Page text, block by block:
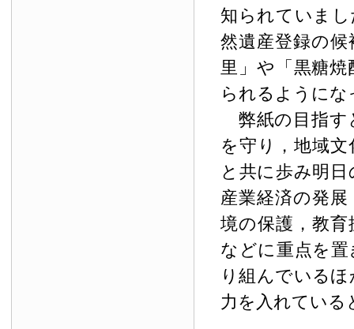
知られていま
然遺産登録の
里」や「黒糖
られるように
弊紙の目指す
を守り，地域
と共に歩み明
産業経済の発
境の保護，教
などに重点を
り組んでいる
力を入れている